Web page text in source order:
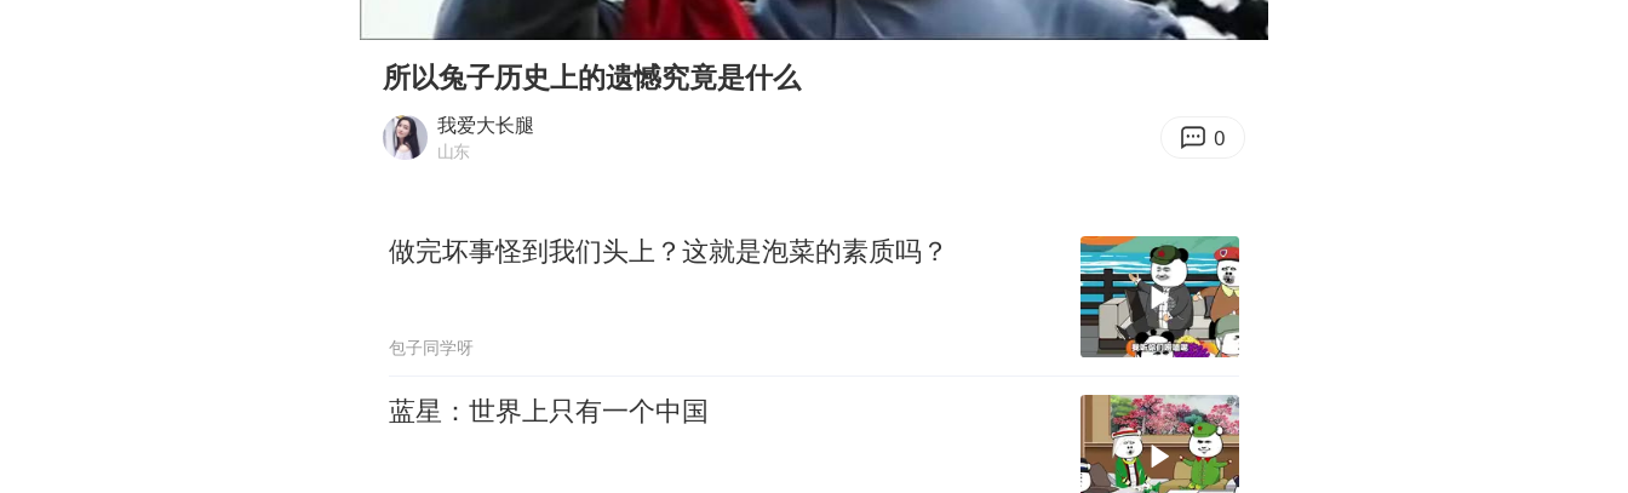
世界第1特鲁姆普斯诺克中国赛一轮游
国足U17与阿森纳决赛取消 并列冠军
刘嘉玲晒与周星驰合照
00:00 02:29
Enter
所以兔子历史上的遗憾究竟是什么
我爱大长腿
山东 0
做完坏事怪到我们头上？这就是泡菜的素质吗？
包子同学呀
蓝星：世界上只有一个中国